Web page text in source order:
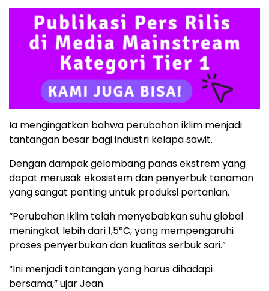
Ia mengingatkan bahwa perubahan iklim menjadi
tantangan besar bagi industri kelapa sawit.
Dengan dampak gelombang panas ekstrem yang
dapat merusak ekosistem dan penyerbuk tanaman
yang sangat penting untuk produksi pertanian.
“Perubahan iklim telah menyebabkan suhu global
meningkat lebih dari 1,5°C, yang mempengaruhi
proses penyerbukan dan kualitas serbuk sari.”
“Ini menjadi tantangan yang harus dihadapi
bersama,” ujar Jean.